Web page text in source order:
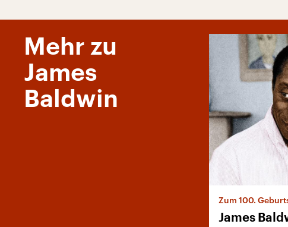
Mehr zu
James
Baldwin
Zum 100.
James